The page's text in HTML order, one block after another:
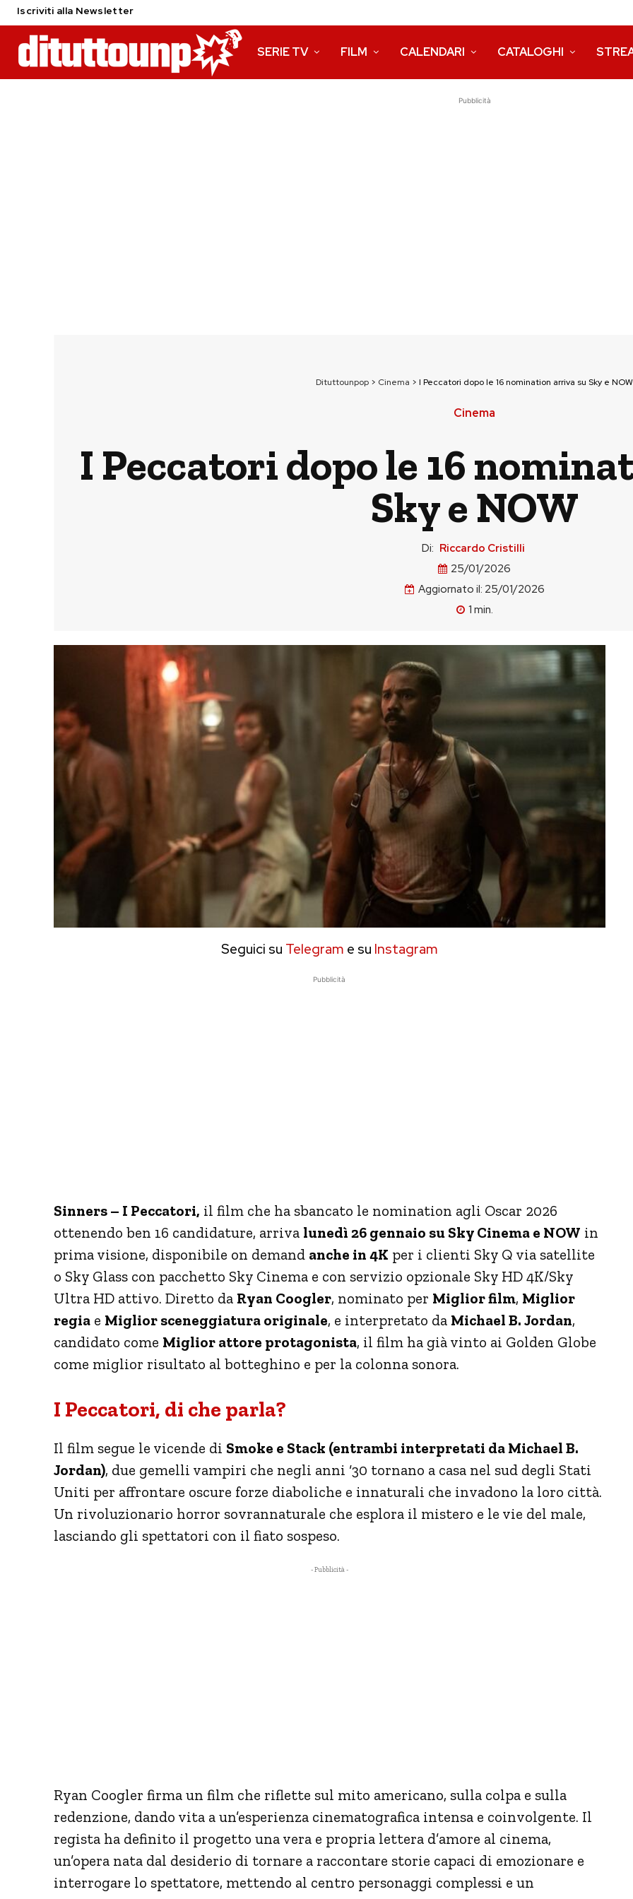
Iscriviti alla Newsletter
SERIE TV FILM CALENDARI CATALOGHI
Pubblicità
Dituttounpop > Cinema > I Peccatori dopo le 16 nomination arriva su Sky e NOW
Cinema
I Peccatori dopo le 16
Sky e NOW
Di: Riccardo Cristilli
25/01/2026
Aggiornato il: 25/01/2026
1 min.
Seguici su Telegram e su Instagram
Pubblicità
Sinners – I Peccatori, il film che ha sbancato le nomination agli Oscar 2026
ottenendo ben 16 candidature, arriva lunedì 26 gennaio su Sky Cinema e NOW in
prima visione, disponibile on demand anche in 4K per i clienti Sky Q via satellite
o Sky Glass con pacchetto Sky Cinema e con servizio opzionale Sky HD 4K/Sky
Ultra HD attivo. Diretto da Ryan Coogler, nominato per Miglior film, Miglior
regia e Miglior sceneggiatura originale, e interpretato da Michael B. Jordan,
candidato come Miglior attore protagonista, il film ha già vinto ai Golden Globe
come miglior risultato al botteghino e per la colonna sonora.
I Peccatori, di che parla?
Il film segue le vicende di Smoke e Stack (entrambi interpretati da Michael B.
Jordan), due gemelli vampiri che negli anni ‘30 tornano a casa nel sud degli Stati
Uniti per affrontare oscure forze diaboliche e innaturali che invadono la loro città.
Un rivoluzionario horror sovrannaturale che esplora il mistero e le vie del male,
lasciando gli spettatori con il fiato sospeso.
- Pubblicità -
Ryan Coogler firma un film che riflette sul mito americano, sulla colpa e sulla
redenzione, dando vita a un’esperienza cinematografica intensa e coinvolgente. Il
regista ha definito il progetto una vera e propria lettera d’amore al cinema,
un’opera nata dal desiderio di tornare a raccontare storie capaci di emozionare e
interrogare lo spettatore, mettendo al centro personaggi complessi e un